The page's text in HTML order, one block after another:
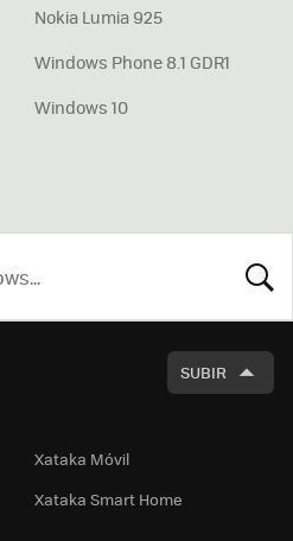
Nokia Lumia 925
Windows Phone 8.1 GDR1
Windows 10
SUBIR
Xataka Móvil
Xataka Smart Home